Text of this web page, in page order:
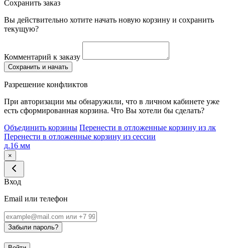
Сохранить заказ
Вы действительно хотите начать новую корзину и сохранить
текущую?
Комментарий к заказу
Сохранить и начать
Разрешение конфликтов
При авторизации мы обнаружили, что в личном кабинете уже
есть сформированная корзина. Что Вы хотели бы сделать?
Объединить корзины Перенести в отложенные корзину из лк
Перенести в отложенные корзину из сессии
д.16 мм
×
Вход
Email или телефон
Забыли пароль?